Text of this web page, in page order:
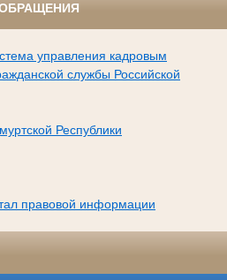
управления кадровым
службы Российской
Республики
правовой информации